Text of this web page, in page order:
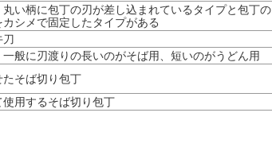
い柄に包丁の刃が差し込まれているタイプと包丁の
シメで固定したタイプがある
刀
般に刃渡りの長いのがそば用、短いのがうどん用
そば切り包丁
用するそば切り包丁